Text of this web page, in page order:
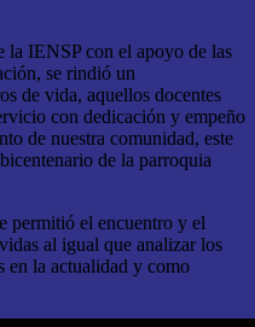
la IENSP con el apoyo de las
se rindió un
de vida, aquellos docentes
con dedicación y empeño
de nuestra comunidad, este
de la parroquia
permitió el encuentro y el
al igual que analizar los
en la actualidad y como